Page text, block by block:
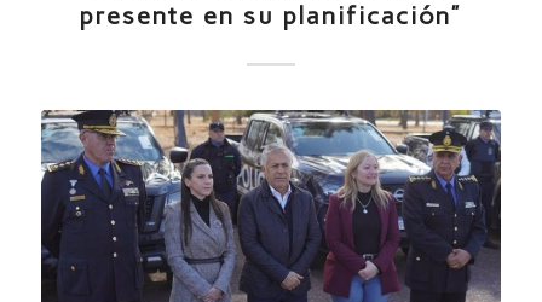
presente en su planificación”